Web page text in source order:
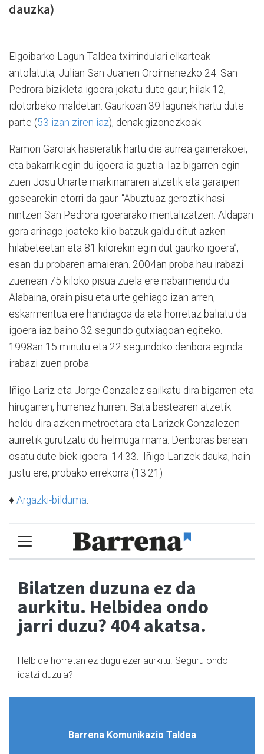
dauzka)
Elgoibarko Lagun Taldea txirrindulari elkarteak
antolatuta, Julian San Juanen Oroimenezko 24. San
Pedrora bizikleta igoera jokatu dute gaur, hilak 12,
idotorbeko maldetan. Gaurkoan 39 lagunek hartu dute
parte (53 izan ziren iaz), denak gizonezkoak.
Ramon Garciak hasieratik hartu die aurrea gainerakoei,
eta bakarrik egin du igoera ia guztia. Iaz bigarren egin
zuen Josu Uriarte markinarraren atzetik eta garaipen
gosearekin etorri da gaur. “Abuztuaz geroztik hasi
nintzen San Pedrora igoerarako mentalizatzen. Aldapan
gora arinago joateko kilo batzuk galdu ditut azken
hilabeteetan eta 81 kilorekin egin dut gaurko igoera”,
esan du probaren amaieran. 2004an proba hau irabazi
zuenean 75 kiloko pisua zuela ere nabarmendu du.
Alabaina, orain pisu eta urte gehiago izan arren,
eskarmentua ere handiagoa da eta horretaz baliatu da
igoera iaz baino 32 segundo gutxiagoan egiteko.
1998an 15 minutu eta 22 segundoko denbora eginda
irabazi zuen proba.
Iñigo Lariz eta Jorge Gonzalez sailkatu dira bigarren eta
hirugarren, hurrenez hurren. Bata bestearen atzetik
heldu dira azken metroetara eta Larizek Gonzalezen
aurretik gurutzatu du helmuga marra. Denboras berean
osatu dute biek igoera: 14:33. Iñigo Larizek dauka, hain
justu ere, probako errekorra (13:21)
♦ Argazki-bilduma: